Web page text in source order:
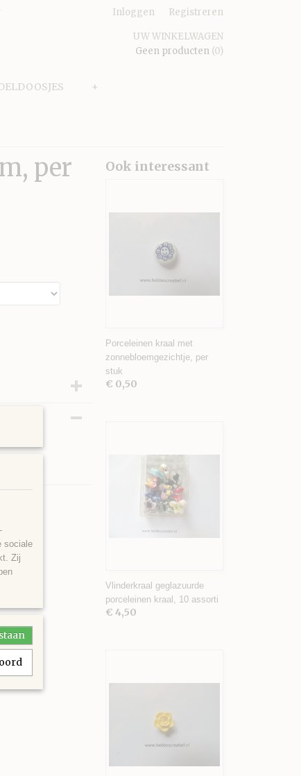
Inloggen Registreren
UW WINKELWAGEN
Geen producten (0)
+
per
Ook interessant
Porceleinen kraal met
zonnebloemgezichtje, per
stuk
€ 0,50
Vlinderkraal geglazuurde
porceleinen kraal, 10 assorti
€ 4,50
sociale
Zij